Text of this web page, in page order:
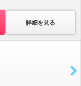
詳細を見る